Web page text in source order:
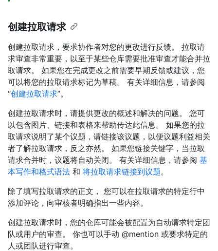
创建拉取请求
创建拉取请求，要求协作者对您的更改进行反馈。 拉取请
求审查非常重要，以至于某些仓库需要批准审查才能合并拉
取请求。 如果您在完成更改之前需要早期反馈或建议，您
可以将您的拉取请求标记为草稿。 有关详细信息，请参阅
“创建拉取请求”。
创建拉取请求时，请提供更改的概述和解决的问题。 您可
以包含图片、链接和表格来帮助传达此信息。 如果您的拉
取请求说明了某个议题，请链接该议题，以便议题利益相关
者了解拉取请求，反之亦然。 如果您链接关键字，当拉取
请求合并时，议题将自动关闭。 有关详细信息，请参阅 基
本写作和格式语法 和 将拉取请求链接到议题。
除了填写拉取请求的正文， 您可以在拉取请求的特定行中
添加评论，向审核者明确指出一些内容。
创建拉取请求时，您的仓库可能会被配置为自动请求特定团
队或用户的审查。 你也可以手动 @mention 或要求特定的
人或团队进行审查。